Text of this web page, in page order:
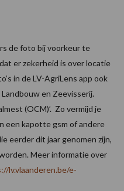
de foto bij voorkeur te
er zekerheid is over locatie
in de LV-AgriLens app ook
en Zeevisserij.
(OCM)’. Zo vermijd je
een kapotte gsm of andere
eerder dit jaar genomen zijn,
Meer informatie over
lv.vlaanderen.be/e-